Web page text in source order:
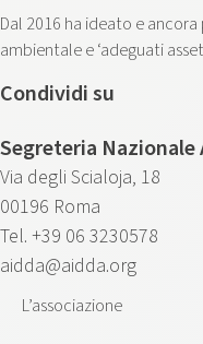
Dal 2016 ha ideato e
ambientale e ‘adeguati
Condividi su
Segreteria Nazionale
Via degli Scialoja, 18
00196 Roma
Tel. +39 06 3230578
aidda@aidda.org
L’associazione